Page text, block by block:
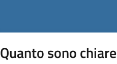
Quanto sono